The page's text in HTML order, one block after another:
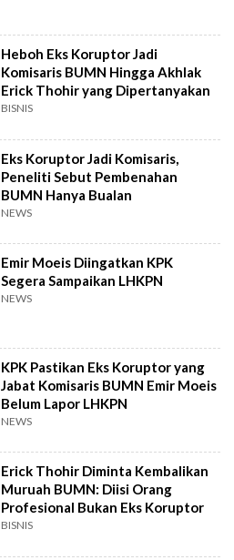
Heboh Eks Koruptor Jadi
Komisaris BUMN Hingga Akhlak
Erick Thohir yang Dipertanyakan
BISNIS
Eks Koruptor Jadi Komisaris,
Peneliti Sebut Pembenahan
BUMN Hanya Bualan
NEWS
Emir Moeis Diingatkan KPK
Segera Sampaikan LHKPN
NEWS
KPK Pastikan Eks Koruptor yang
Jabat Komisaris BUMN Emir Moeis
Belum Lapor LHKPN
NEWS
Erick Thohir Diminta Kembalikan
Muruah BUMN: Diisi Orang
Profesional Bukan Eks Koruptor
BISNIS